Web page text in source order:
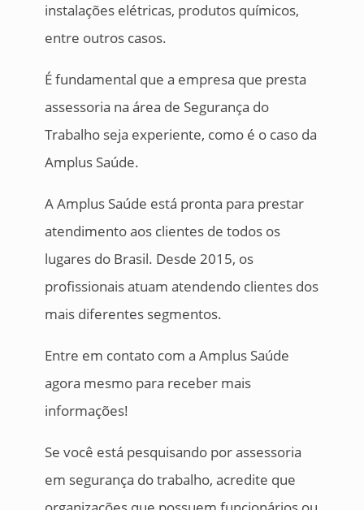
instalações elétricas, produtos químicos,
entre outros casos.
É fundamental que a empresa que presta
assessoria na área de Segurança do
Trabalho seja experiente, como é o caso da
Amplus Saúde.
A Amplus Saúde está pronta para prestar
atendimento aos clientes de todos os
lugares do Brasil. Desde 2015, os
profissionais atuam atendendo clientes dos
mais diferentes segmentos.
Entre em contato com a Amplus Saúde
agora mesmo para receber mais
informações!
Se você está pesquisando por assessoria
em segurança do trabalho, acredite que